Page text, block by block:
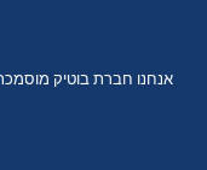
אנחנו חברת בוטיק